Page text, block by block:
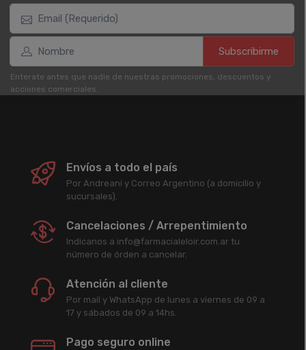
Subscribirme
Enterate antes que nadie de nuestras promociones, descuentos y
acciones comerciales.
Envíos a todo el país
Por Andreani y Correo Argentino (a domicilio y
sucursales).
Cancelaciones / Arrepentimiento
Indicanos a info@farmacialeloir.com.ar tu
número de órden a cancelar.
Atención al cliente
Por mail y WhatsApp de lunes a viernes de 09 a
17 y sábados de 09 a 14hs.
Pago seguro online